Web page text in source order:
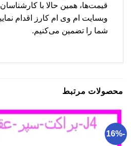
قیمت‌ها، همین حالا با کارشناسان
وبسایت ام وی ام کارز اقدام
شما را تضمین می‌کنیم.
محصولات مرتبط
-16%